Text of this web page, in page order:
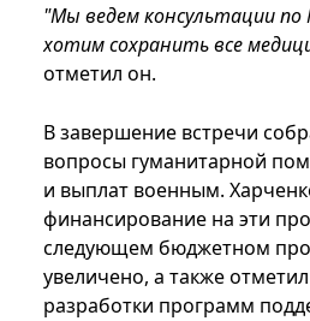
"Мы ведем консультации по
хотим сохранить все
отметил он.
В завершение встречи
вопросы гуманитарной
и выплат военным.
финансирование на эти
следующем бюджетном
увеличено, а также
разработки программ